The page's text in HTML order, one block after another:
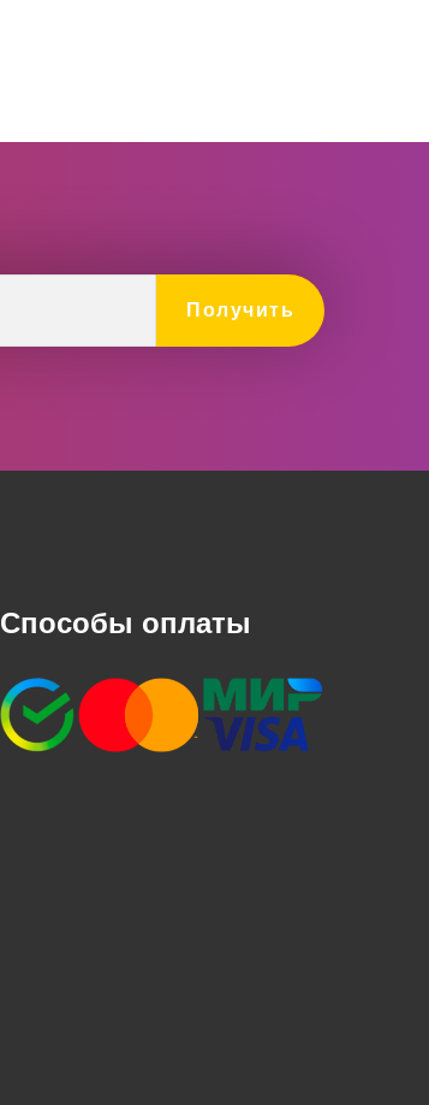
Получить
Способы оплаты